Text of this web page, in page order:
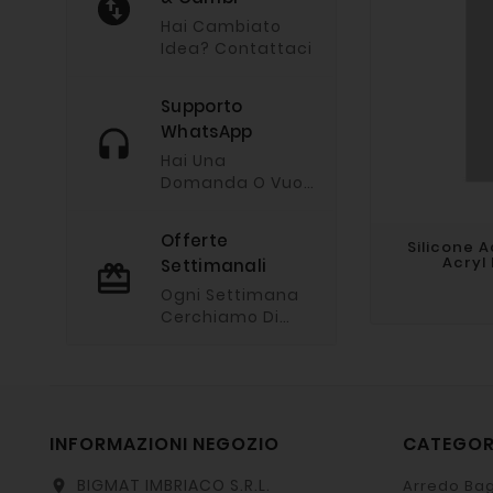
Hai Cambiato
Idea? Contattaci
Supporto
WhatsApp
Hai Una
Domanda O Vuoi
Imviaci Un
Messaggio Via
Whatsapp
Offerte
Settimanali
Ogni Settimana
Cerchiamo Di
Silicone
Acryl
INFORMAZIONI NEGOZIO
location_on BIGMAT IMBRIACO S.R.L. Arredo